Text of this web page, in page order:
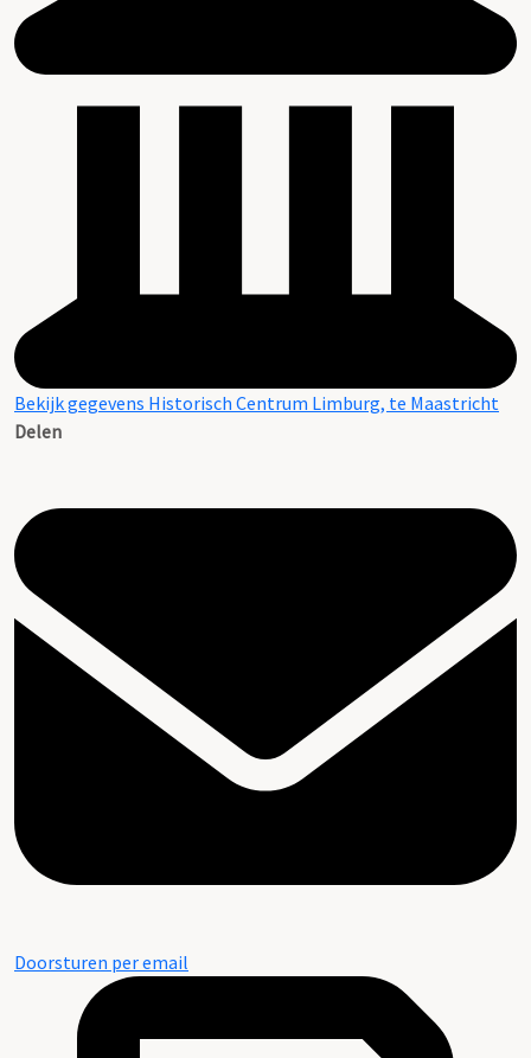
Bekijk gegevens Historisch Centrum Limburg, te Maastricht
Delen
Doorsturen per email